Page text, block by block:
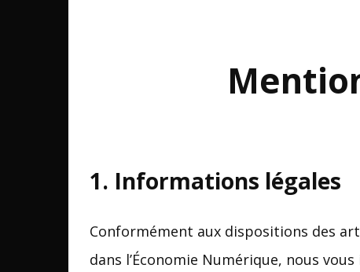
1. Informations légales
Conformément aux dispositions des
dans l’Économie Numérique, nous